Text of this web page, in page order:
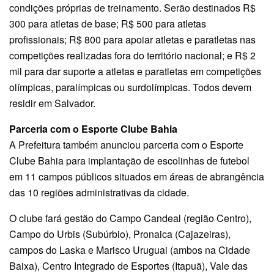
condições próprias de treinamento. Serão destinados R$
300 para atletas de base; R$ 500 para atletas
profissionais; R$ 800 para apoiar atletas e paratletas nas
competições realizadas fora do território nacional; e R$ 2
mil para dar suporte a atletas e paratletas em competições
olímpicas, paralímpicas ou surdolímpicas. Todos devem
residir em Salvador.
Parceria com o Esporte Clube Bahia
A Prefeitura também anunciou parceria com o Esporte
Clube Bahia para implantação de escolinhas de futebol
em 11 campos públicos situados em áreas de abrangência
das 10 regiões administrativas da cidade.
O clube fará gestão do Campo Candeal (região Centro),
Campo do Urbis (Subúrbio), Pronaica (Cajazeiras),
campos do Laska e Marisco Uruguai (ambos na Cidade
Baixa), Centro Integrado de Esportes (Itapuã), Vale das